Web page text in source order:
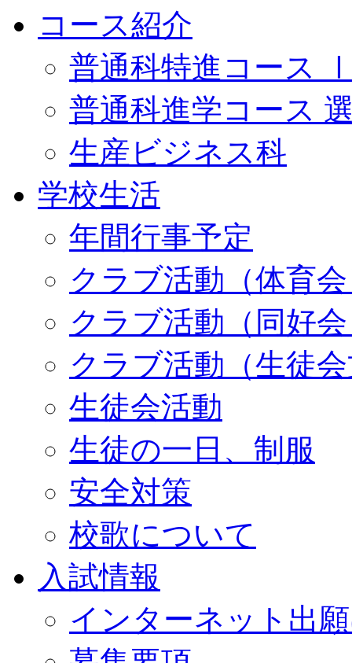
コース紹介
普通科特進コース
普通科進学コース
生産ビジネス科
学校生活
年間行事予定
クラブ活動（体育
クラブ活動（同好
クラブ活動（生徒
生徒会活動
生徒の一日、制服
安全対策
校歌について
入試情報
インターネット出